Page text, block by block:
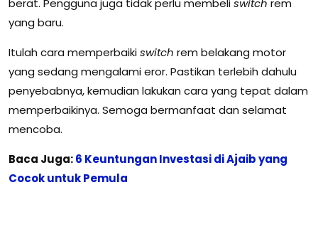
berat. Pengguna juga tidak perlu membeliswitch rem
yang baru.
Itulah cara memperbaikiswitch rem belakang motor
yang sedang mengalami eror. Pastikan terlebih dahulu
penyebabnya, kemudian lakukan cara yang tepat dalam
memperbaikinya. Semoga bermanfaat dan selamat
mencoba.
Baca Juga:6 Keuntungan Investasi di Ajaib yang
Cocok untuk Pemula